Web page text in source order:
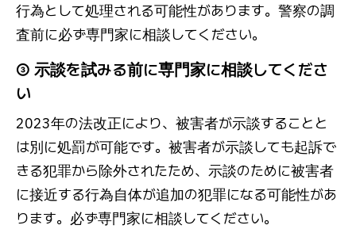
行為として処理される可能性があります。警察の調
査前に必ず専門家に相談してください。
③ 示談を試みる前に専門家に相談してくださ
い
2023年の法改正により、被害者が示談することと
は別に処罰が可能です。被害者が示談しても起訴で
きる犯罪から除外されたため、示談のために被害者
に接近する行為自体が追加の犯罪になる可能性があ
ります。必ず専門家に相談してください。